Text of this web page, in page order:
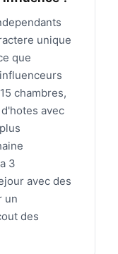
unique
que
chambres,
avec
3
avec des
un
des